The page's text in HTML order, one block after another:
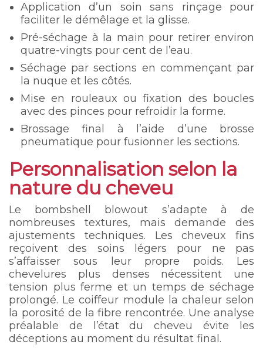
Application d’un soin sans rinçage pour
faciliter le démêlage et la glisse.
Pré-séchage à la main pour retirer environ
quatre-vingts pour cent de l’eau.
Séchage par sections en commençant par
la nuque et les côtés.
Mise en rouleaux ou fixation des boucles
avec des pinces pour refroidir la forme.
Brossage final à l’aide d’une brosse
pneumatique pour fusionner les sections.
Personnalisation selon la
nature du cheveu
Le bombshell blowout s’adapte à de
nombreuses textures, mais demande des
ajustements techniques. Les cheveux fins
reçoivent des soins légers pour ne pas
s’affaisser sous leur propre poids. Les
chevelures plus denses nécessitent une
tension plus ferme et un temps de séchage
prolongé. Le coiffeur module la chaleur selon
la porosité de la fibre rencontrée. Une analyse
préalable de l’état du cheveu évite les
déceptions au moment du résultat final.